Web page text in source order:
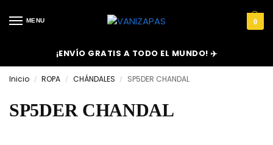
MENU 0
¡ENVÍO GRATIS A TODO EL MUNDO! ✈️
Inicio / ROPA / CHÁNDALES / SP5DER CHANDAL
SP5DER CHANDAL